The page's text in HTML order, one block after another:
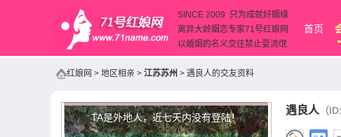
SINCE 2009 只为成就好姻缘
离异大龄姻恋专家71号红娘网
以婚姻的名义交往禁止耍流氓
首页
红娘网 > 地区相亲 > 江苏苏州 > 遇良人的交友资料
TA是外地人，近七天内没有登陆！
遇良人（